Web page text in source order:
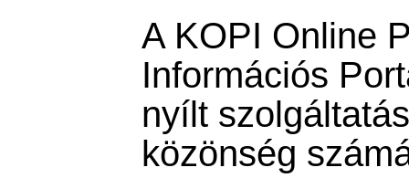
A KOPI Online
Információs
nyílt
közönség